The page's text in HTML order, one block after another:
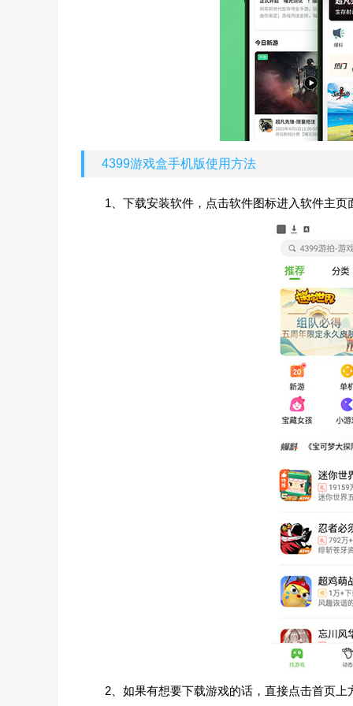
4399游戏盒手机版使用方法
1、下载安装软件，点击软件图标进入软件主页
2、如果有想要下载游戏的话，直接点击首页